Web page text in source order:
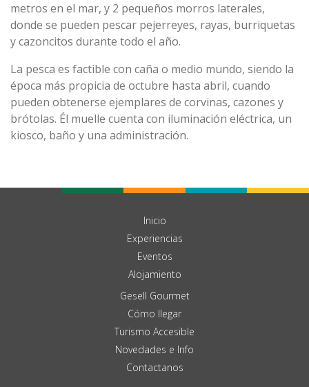
metros en el mar, y 2 pequeños morros laterales,
donde se pueden pescar pejerreyes, rayas, burriquetas
y cazoncitos durante todo el año.
La pesca es factible con caña o medio mundo, siendo la
época más propicia de octubre hasta abril, cuando
pueden obtenerse ejemplares de corvinas, cazones y
brótolas. Él muelle cuenta con iluminación eléctrica, un
kiosco, baño y una administración.
Inicio
Experiencias
Eventos
Alojamiento
Gesell Gourmet
Cómo llegar
Turismo Accesible
Novedades e Info
Contactanos